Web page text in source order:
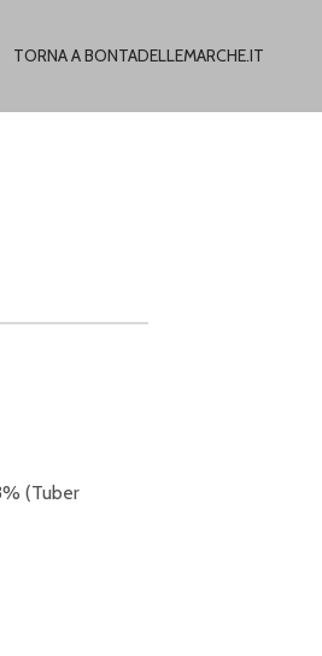
TORNA A BONTADELLEMARCHE.IT
(Tuber